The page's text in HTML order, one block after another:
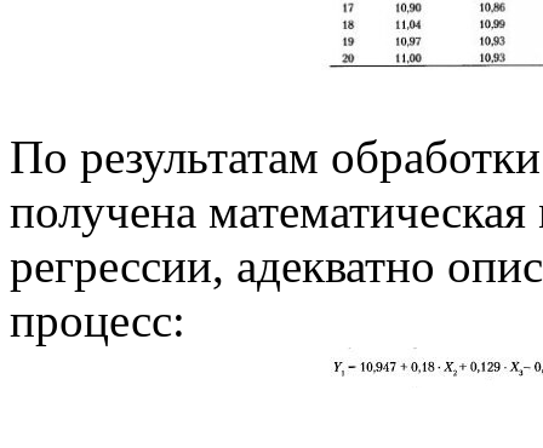
По результатам
получена
регрессии, адекватно
процесс: